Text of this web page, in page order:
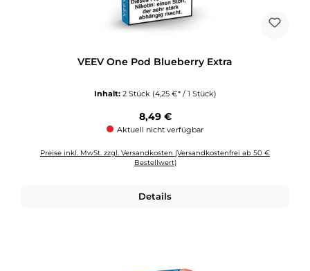
VEEV One Pod Blueberry Extra
Inhalt: 2 Stück (4,25 €* / 1 Stück)
Regulärer Preis:
8,49 €
Aktuell nicht verfügbar
Preise inkl. MwSt. zzgl. Versandkosten (Versandkostenfrei ab 50 €
Bestellwert)
Details